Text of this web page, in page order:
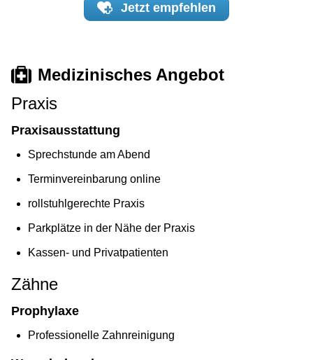
Jetzt empfehlen
Medizinisches Angebot
Praxis
Praxisausstattung
Sprechstunde am Abend
Terminvereinbarung online
rollstuhlgerechte Praxis
Parkplätze in der Nähe der Praxis
Kassen- und Privatpatienten
Zähne
Prophylaxe
Professionelle Zahnreinigung